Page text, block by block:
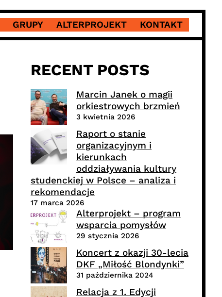
GRUPY ALTERPROJEKT KONTAKT
RECENT POSTS
Marcin Janek o magii
orkiestrowych brzmień
3 kwietnia 2026
Raport o stanie
organizacyjnym i
kierunkach
oddziaływania kultury
studenckiej w Polsce – analiza i
rekomendacje
17 marca 2026
Alterprojekt – program
wsparcia pomysłów
29 stycznia 2026
Koncert z okazji 30-lecia
DKF „Miłość Blondynki”
31 października 2024
Relacja z 1. Edycji